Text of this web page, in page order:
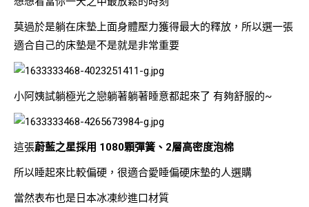
莫過於是躺在床墊上面身體壓力獲得最大的釋放，所以選一張
適合自己的床墊是不是就是非常重要
小阿姨試躺極光之戀躺著躺著睡意都起來了 有夠舒服的~
這張蔚藍之星採用 1080顆彈簧、2層高密度泡棉
所以睡起來比較偏硬，很適合愛睡偏硬床墊的人選購
當然表布也是日本冰凍紗進口材質